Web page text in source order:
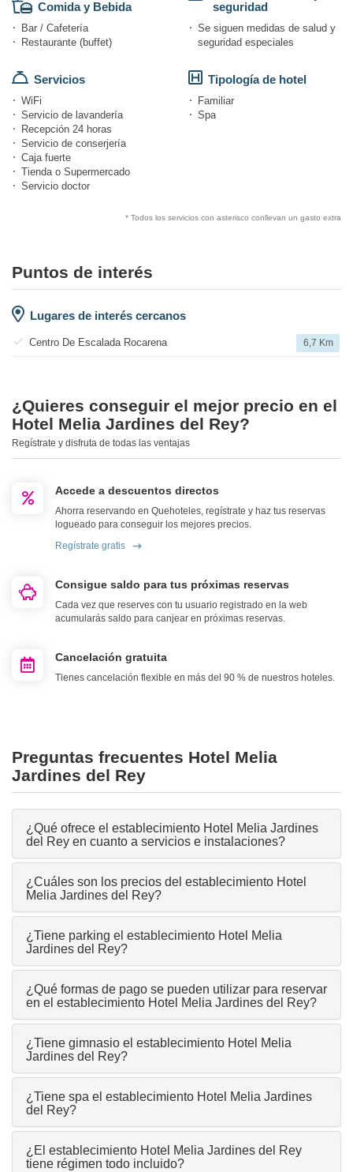
Comida y Bebida
Bar / Cafetería
Restaurante (buffet)
Servicios
WiFi
Servicio de lavandería
Recepción 24 horas
Servicio de conserjería
Caja fuerte
Tienda o Supermercado
Servicio doctor
seguridad
Se siguen medidas de salud y
seguridad especiales
Tipología de hotel
Familiar
Spa
* Todos los servicios con asterisco conllevan un gasto extra
Puntos de interés
Lugares de interés cercanos
Centro De Escalada Rocarena 6,7 Km
¿Quieres conseguir el mejor precio en el
Hotel Melia Jardines del Rey?
Regístrate y disfruta de todas las ventajas
Accede a descuentos directos
Ahorra reservando en Quehoteles, regístrate y haz tus reservas
logueado para conseguir los mejores precios.
Regístrate gratis
Consigue saldo para tus próximas reservas
Cada vez que reserves con tu usuario registrado en la web
acumularás saldo para canjear en próximas reservas.
Cancelación gratuita
Tienes cancelación flexible en más del 90 % de nuestros hoteles.
Preguntas frecuentes Hotel Melia
Jardines del Rey
¿Qué ofrece el establecimiento Hotel Melia Jardines
del Rey en cuanto a servicios e instalaciones?
¿Cuáles son los precios del establecimiento Hotel
Melia Jardines del Rey?
¿Tiene parking el establecimiento Hotel Melia
Jardines del Rey?
¿Qué formas de pago se pueden utilizar para reservar
en el establecimiento Hotel Melia Jardines del Rey?
¿Tiene gimnasio el establecimiento Hotel Melia
Jardines del Rey?
¿Tiene spa el establecimiento Hotel Melia Jardines
del Rey?
¿El establecimiento Hotel Melia Jardines del Rey
tiene régimen todo incluido?